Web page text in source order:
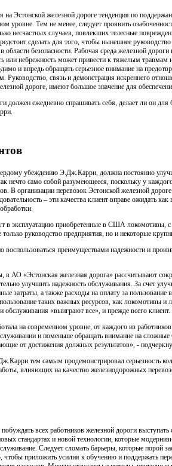
Эстонской железной дороге тенденция по
уровне. Тем не менее, следует проявить
несчастных случаев, повлекших телесные
сделать для того, чтобы нынешнее руководство
области безопасности. Рабочая среда железной дороги
или небрежность может привести к тяжелым травмам
и впредь обращать серьезное внимание на
Руководство, связь и демонстрация искреннего
дороге, имеют большое значение для
должен ежедневно спрашивать себя, делает ли он для
убеждению Э.Дж.Карри, должна постоянно
нечто само собой разумеющееся, поскольку у
В организации перевозок Эстонской железной
– эти качества клиент вправе ожидать
в эксплуатацию приобретенные в США локомотивы,
руководство предприятия, но и некоторые
преимуществами надежности и
в АО «Эстонская железная дорога» рассчитывают
улучшить надежность обслуживания. За счет
затраты, а также расходы на оплату за пользование
таких важных ресурсов, как локомотивы и
«выиграют все», и прежде всего клиент.
на современном уровне, от каждого из работников
и поменьше обращать внимание на сложные
от достижения должных результатов», -
тем самым продемонстрировал серьезность
влияющих на качество железнодорожных
всех работников железной дороги
стандартах и новой технологии, которые
Следует сломать барьеры, которые порой
чтобы приложить усилия к обучению и поддержать